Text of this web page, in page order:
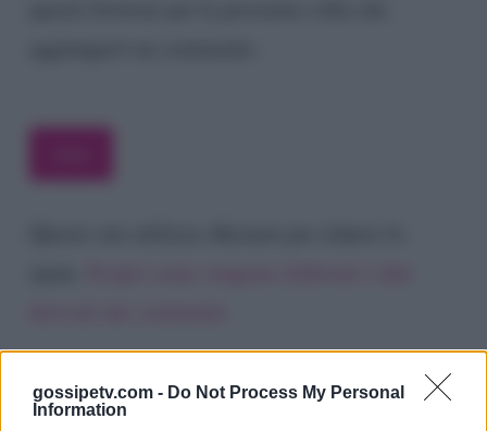
gossipetv.com - Do Not Process My Personal
Information